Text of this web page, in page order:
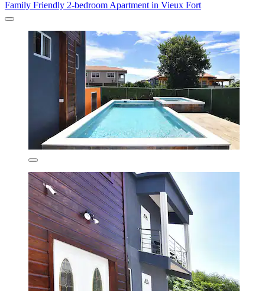
Family Friendly 2-bedroom Apartment in Vieux Fort